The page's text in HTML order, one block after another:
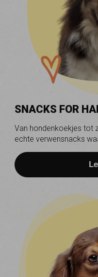
SNACKS FOR
Van hondenkoekjes tot
echte verwensnacks